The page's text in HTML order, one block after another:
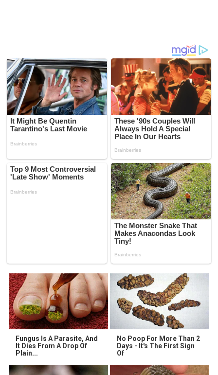
Fungus Is A Parasite, And
It Dies From A Drop Of
Plain...
No Poop For More Than 2
Days - It's The First Sign
Of